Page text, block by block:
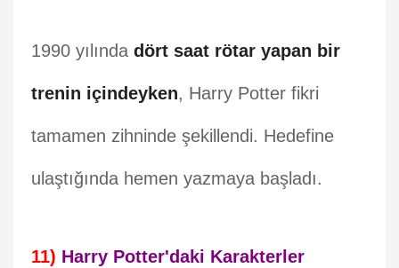
1990 yılında dört saat rötar yapan bir
trenin içindeyken, Harry Potter fikri
tamamen zihninde şekillendi. Hedefine
ulaştığında hemen yazmaya başladı.
11) Harry Potter'daki Karakterler